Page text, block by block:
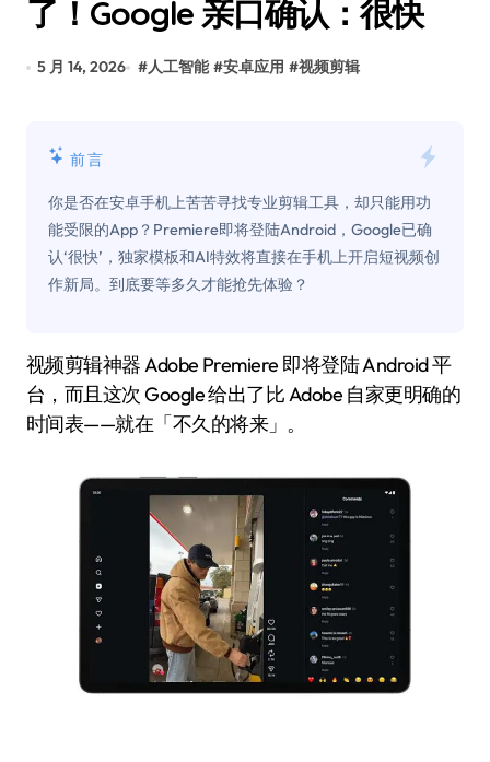
了！Google 亲口确认：很快
5 月 14, 2026 #人工智能 #安卓应用 #视频剪辑
前言
你是否在安卓手机上苦苦寻找专业剪辑工具，却只能用功
能受限的App？Premiere即将登陆Android，Google已确
认‘很快’，独家模板和AI特效将直接在手机上开启短视频创
作新局。到底要等多久才能抢先体验？
视频剪辑神器 Adobe Premiere 即将登陆 Android 平
台，而且这次 Google 给出了比 Adobe 自家更明确的
时间表——就在「不久的将来」。